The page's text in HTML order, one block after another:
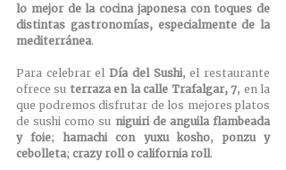
lo mejor de la cocina japonesa con toques de
distintas gastronomías, especialmente de la
mediterránea.
Para celebrar el Día del Sushi, el restaurante
ofrece su terraza en la calle Trafalgar, 7, en la
que podremos disfrutar de los mejores platos
de sushi como su niguiri de anguila flambeada
y foie; hamachi con yuxu kosho, ponzu y
cebolleta; crazy roll o california roll.